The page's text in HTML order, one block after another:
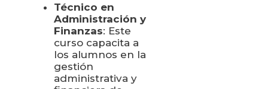
Técnico en
Administración y
Finanzas: Este
curso capacita a
los alumnos en la
gestión
administrativa y